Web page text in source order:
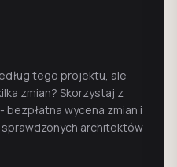
tego projektu, ale
zmian? Skorzystaj z
- bezpłatna wycena zmian i
architektów